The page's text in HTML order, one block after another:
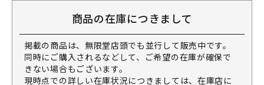
商品の在庫につきまして
掲載の商品は、無限堂店頭でも並行して販売中です。
同時にご購入されるなどして、ご希望の在庫が確保で
きない場合もございます。
現時点での詳しい在庫状況につきましては、在庫店に